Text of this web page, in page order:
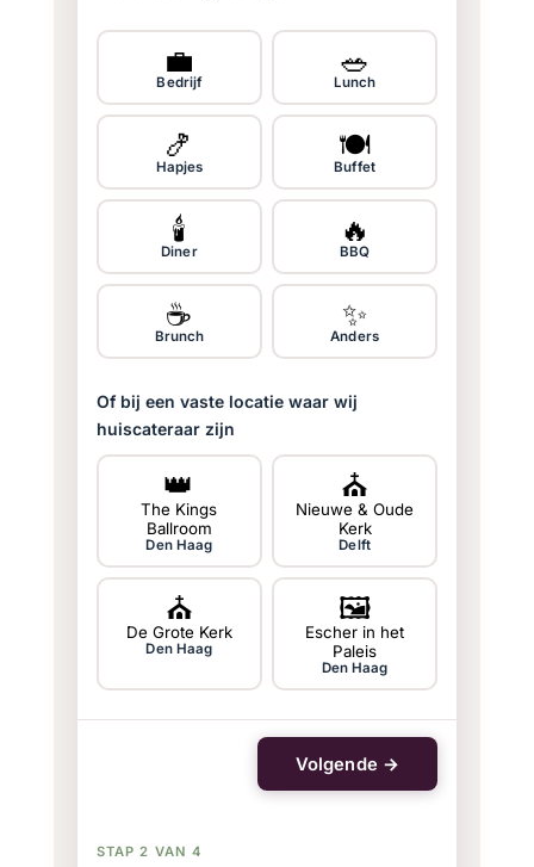
💼
Bedrijf
🥗
Lunch
🍤
Hapjes
🍽️
Buffet
🕯️
Diner
🔥
BBQ
☕
Brunch
✨
Anders
Of bij een vaste locatie waar wij
huiscateraar zijn
👑
The Kings
Ballroom
Den Haag
⛪
Nieuwe & Oude
Kerk
Delft
⛪
De Grote Kerk
Den Haag
🖼
Escher in het
Paleis
Den Haag
Volgende →
STAP 2 VAN 4